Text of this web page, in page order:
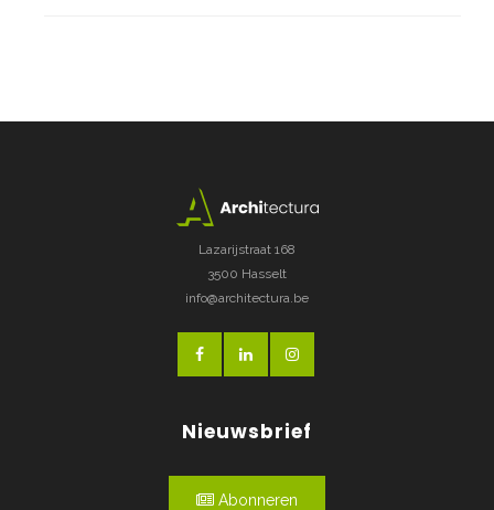
Lazarijstraat 168
3500 Hasselt
info@architectura.be
Nieuwsbrief
Abonneren